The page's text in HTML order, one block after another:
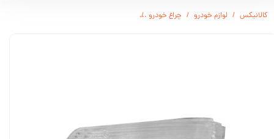
کالانیکس لوازم خودرو چراغ خودرو